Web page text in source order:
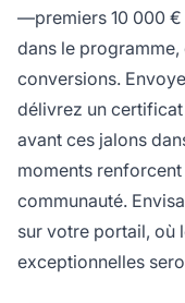
—premiers 10 000 €
dans le programme,
conversions.
délivrez un
avant ces jalons
moments renforcent
communauté.
sur votre portail, où
exceptionnelles